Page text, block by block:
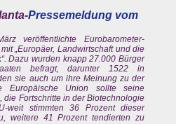
Pressemeldung vom
veröffentlichte Eurobarometer-
„Europäer, Landwirtschaft und die
Dazu wurden knapp 27.000 Bürger
befragt, darunter 1522 in
sie auch um ihre Meinung zu der
Europäische Union sollte seine
die Fortschritte in der Biotechnologie
weit stimmten 36 Prozent dieser
weitere 41 Prozent tendierten zu